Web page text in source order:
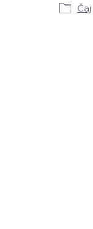
Čaj